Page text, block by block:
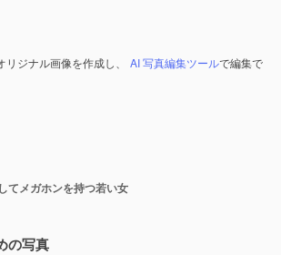
リジナル画像を作成し、 AI 写真編集ツールで編集で
てメガホンを持つ若い女
の写真